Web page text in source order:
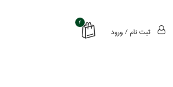
ثبت نام / ورود
4